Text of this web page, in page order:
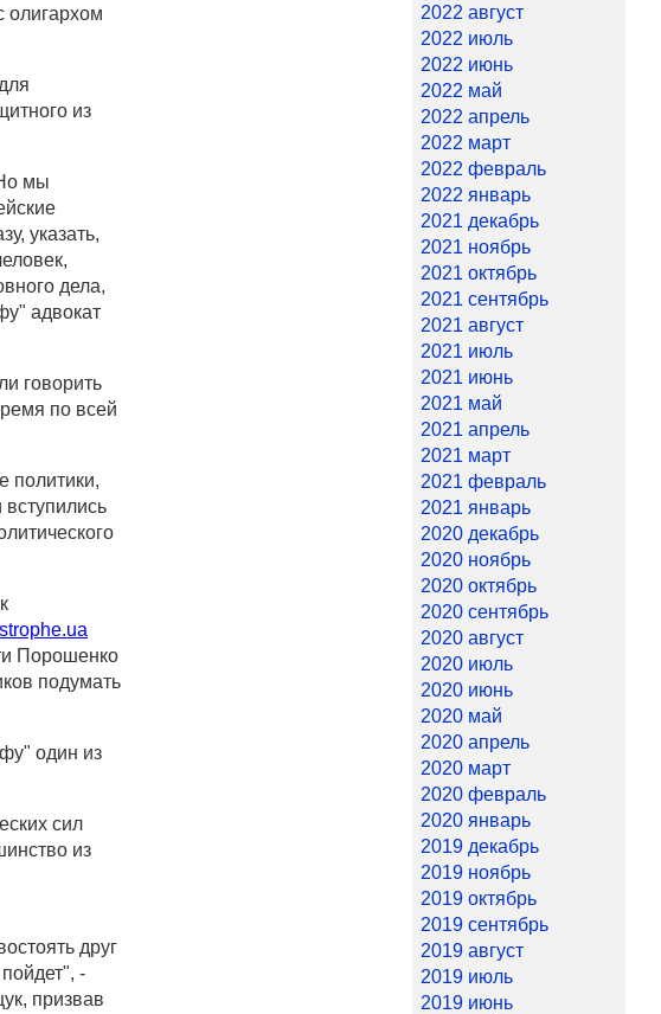
олигархом
из
мы
указать,
дела,
адвокат
говорить
по всей
политики,
Порошенко
подумать
один из
сил
из
друг
-
призвав
2022 август
2022 июль
2022 июнь
2022 май
2022 апрель
2022 март
2022 февраль
2022 январь
2021 декабрь
2021 ноябрь
2021 октябрь
2021 сентябрь
2021 август
2021 июль
2021 июнь
2021 май
2021 апрель
2021 март
2021 февраль
2021 январь
2020 декабрь
2020 ноябрь
2020 октябрь
2020 сентябрь
2020 август
2020 июль
2020 июнь
2020 май
2020 апрель
2020 март
2020 февраль
2020 январь
2019 декабрь
2019 ноябрь
2019 октябрь
2019 сентябрь
2019 август
2019 июль
2019 июнь